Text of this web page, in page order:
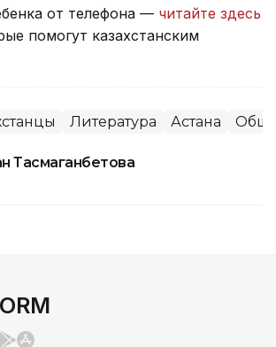
от телефона — читайте здесь
помогут казахстанским
Литература Астана
Тасмаганбетова